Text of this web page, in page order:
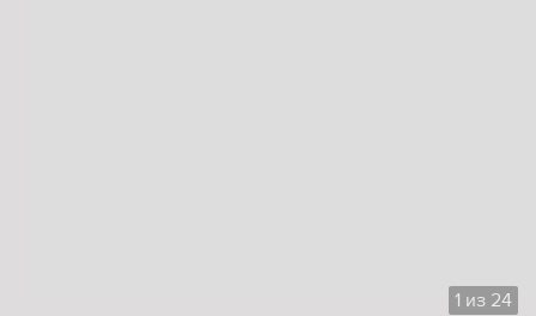
1 из 24